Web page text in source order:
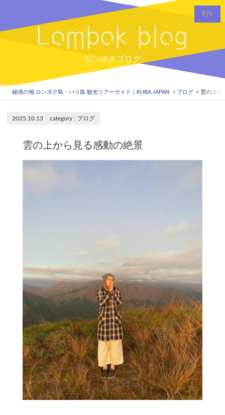
EN
Lombok blog
ロンボクブログ
秘境の地 ロンボク島・バリ島 観光ツアーガイド｜KUBA JAPAN ブログ 雲の上か
2025.10.13 ブログ
雲の上から見る感動の絶景